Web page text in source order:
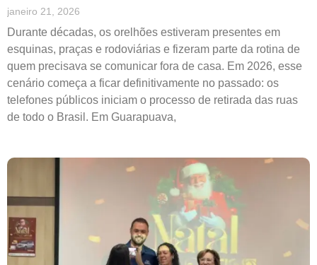
janeiro 21, 2026
Durante décadas, os orelhões estiveram presentes em
esquinas, praças e rodoviárias e fizeram parte da rotina de
quem precisava se comunicar fora de casa. Em 2026, esse
cenário começa a ficar definitivamente no passado: os
telefones públicos iniciam o processo de retirada das ruas
de todo o Brasil. Em Guarapuava,